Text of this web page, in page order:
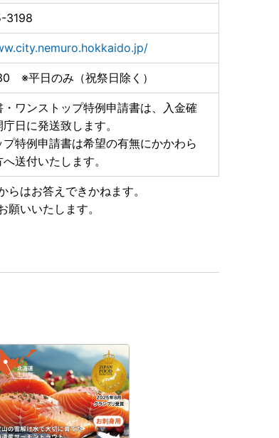
3198
※平日のみ（祝祭日除く）
・ワンストップ特例申請書は、入金確
日に発送致します。
プ特例申請書は希望の有無にかかわら
送付いたします。
はお答えできかねます。
いいたします。